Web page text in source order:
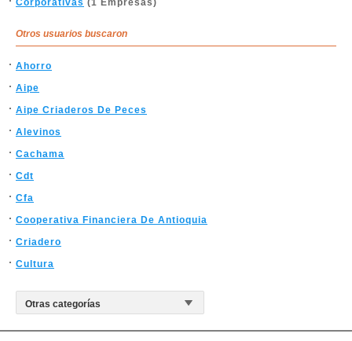
Corporativas (1 Empresas)
Otros usuarios buscaron
Ahorro
Aipe
Aipe Criaderos De Peces
Alevinos
Cachama
Cdt
Cfa
Cooperativa Financiera De Antioquia
Criadero
Cultura